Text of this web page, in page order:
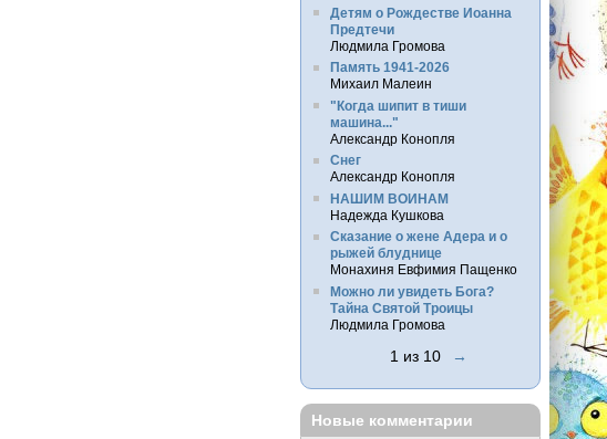
Детям о Рождестве Иоанна
Предтечи
Людмила Громова
Память 1941-2026
Михаил Малеин
"Когда шипит в тиши
машина..."
Александр Конопля
Снег
Александр Конопля
НАШИМ ВОИНАМ
Надежда Кушкова
Сказание о жене Адера и о
рыжей блуднице
Монахиня Евфимия Пащенко
Можно ли увидеть Бога?
Тайна Святой Троицы
Людмила Громова
1 из 10 →
Новые комментарии